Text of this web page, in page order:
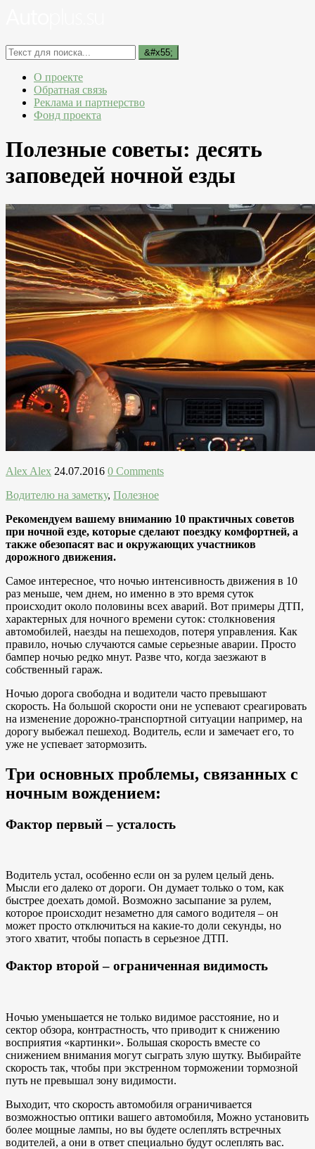
О проекте
Обратная связь
Реклама и партнерство
Фонд проекта
Полезные советы: десять
заповедей ночной езды
Alex Alex 24.07.2016 0 Comments
Водителю на заметку, Полезное
Рекомендуем вашему вниманию 10 практичных советов
при ночной езде, которые сделают поездку комфортней, а
также обезопасят вас и окружающих участников
дорожного движения.
Самое интересное, что ночью интенсивность движения в 10
раз меньше, чем днем, но именно в это время суток
происходит около половины всех аварий. Вот примеры ДТП,
характерных для ночного времени суток: столкновения
автомобилей, наезды на пешеходов, потеря управления. Как
правило, ночью случаются самые серьезные аварии. Просто
бампер ночью редко мнут. Разве что, когда заезжают в
собственный гараж.
Ночью дорога свободна и водители часто превышают
скорость. На большой скорости они не успевают среагировать
на изменение дорожно-транспортной ситуации например, на
дорогу выбежал пешеход. Водитель, если и замечает его, то
уже не успевает затормозить.
Три основных проблемы, связанных с
ночным вождением:
Фактор первый – усталость
Водитель устал, особенно если он за рулем целый день.
Мысли его далеко от дороги. Он думает только о том, как
быстрее доехать домой. Возможно засыпание за рулем,
которое происходит незаметно для самого водителя – он
может просто отключиться на какие-то доли секунды, но
этого хватит, чтобы попасть в серьезное ДТП.
Фактор второй – ограниченная видимость
Ночью уменьшается не только видимое расстояние, но и
сектор обзора, контрастность, что приводит к снижению
восприятия «картинки». Большая скорость вместе со
снижением внимания могут сыграть злую шутку. Выбирайте
скорость так, чтобы при экстренном торможении тормозной
путь не превышал зону видимости.
Выходит, что скорость автомобиля ограничивается
возможностью оптики вашего автомобиля, Можно установить
более мощные лампы, но вы будете ослеплять встречных
водителей, а они в ответ специально будут ослеплять вас.